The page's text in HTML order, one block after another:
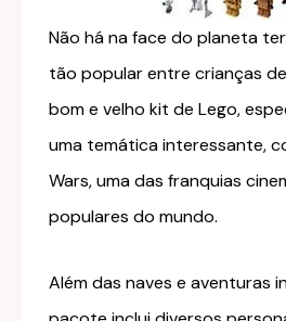
Não há na face do planeta
tão popular entre crianças
bom e velho kit de Lego,
uma temática interessante,
Wars, uma das franquias
populares do mundo.
Além das naves e aventuras